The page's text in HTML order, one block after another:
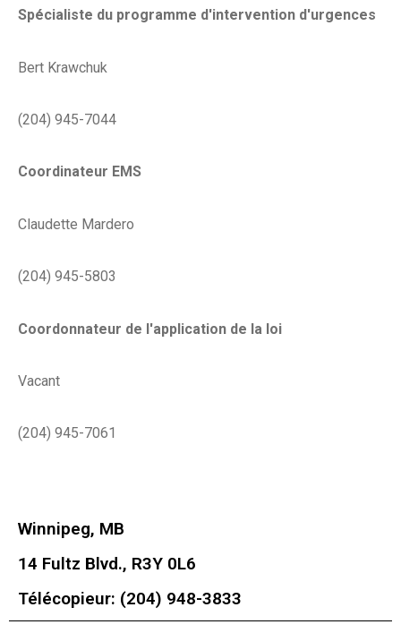
Spécialiste du programme d'intervention d'urgences
Bert Krawchuk
(204) 945-7044
Coordinateur EMS
Claudette Mardero
(204) 945-5803
Coordonnateur de l'application de la loi
Vacant
(204) 945-7061
Winnipeg, MB
14 Fultz Blvd., R3Y 0L6
Télécopieur: (204) 948-3833